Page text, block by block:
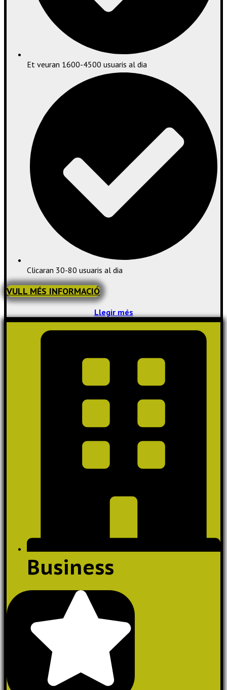
Et veuran 1600-4500 usuaris al dia
Clicaran 30-80 usuaris al dia
VULL MÉS INFORMACIÓ
Llegir més
Business